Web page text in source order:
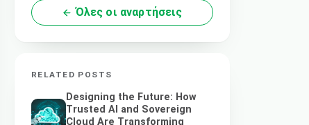
Όλες οι αναρτήσεις
RELATED POSTS
Designing the Future: How
Trusted AI and Sovereign
Cloud Are Transforming